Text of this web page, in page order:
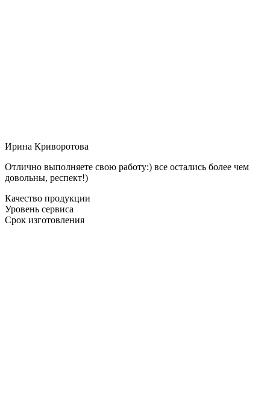
Ирина Криворотова
Отлично выполняете свою работу:) все остались более чем
довольны, респект!)
Качество продукции
Уровень сервиса
Срок изготовления